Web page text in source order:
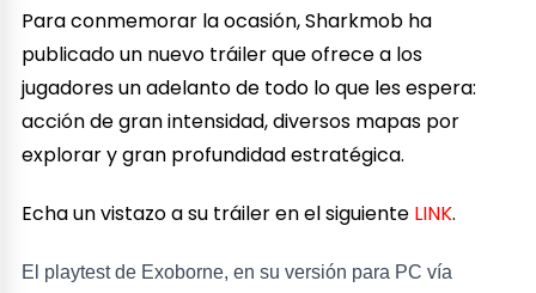
Para conmemorar la ocasión, Sharkmob ha
publicado un nuevo tráiler que ofrece a los
jugadores un adelanto de todo lo que les espera:
acción de gran intensidad, diversos mapas por
explorar y gran profundidad estratégica.
Echa un vistazo a su tráiler en el siguiente LINK.
El playtest de Exoborne, en su versión para PC vía